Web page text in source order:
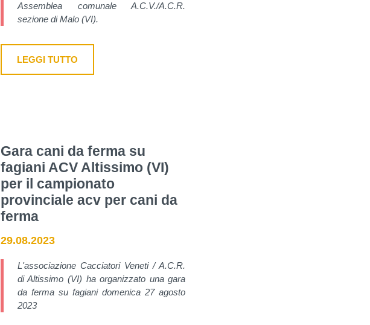
Assemblea comunale A.C.V./A.C.R.
sezione di Malo (VI).
LEGGI TUTTO
Gara cani da ferma su
fagiani ACV Altissimo (VI)
per il campionato
provinciale acv per cani da
ferma
29.08.2023
L'associazione Cacciatori Veneti / A.C.R.
di Altissimo (VI) ha organizzato una gara
da ferma su fagiani domenica 27 agosto
2023